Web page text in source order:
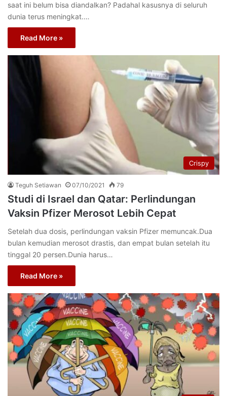
saat ini belum bisa diandalkan? Padahal kasusnya di seluruh
dunia terus meningkat.…
Read More »
Crispy
Teguh Setiawan 07/10/2021 79
Studi di Israel dan Qatar: Perlindungan
Vaksin Pfizer Merosot Lebih Cepat
Setelah dua dosis, perlindungan vaksin Pfizer memuncak.Dua
bulan kemudian merosot drastis, dan empat bulan setelah itu
tinggal 20 persen.Dunia harus…
Read More »